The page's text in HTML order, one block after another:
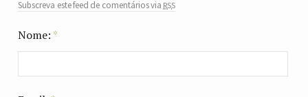
Subscreva este feed de comentários via rss
Nome: *